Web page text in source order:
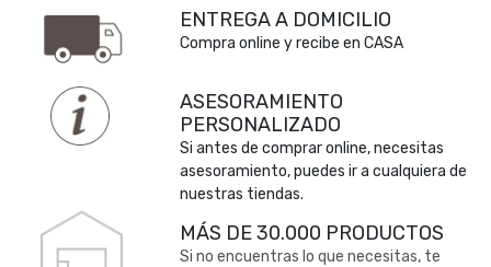
ENTREGA A DOMICILIO
Compra online y recibe en CASA
ASESORAMIENTO
PERSONALIZADO
Si antes de comprar online, necesitas
asesoramiento, puedes ir a cualquiera de
nuestras tiendas.
MÁS DE 30.000 PRODUCTOS
Si no encuentras lo que necesitas, te